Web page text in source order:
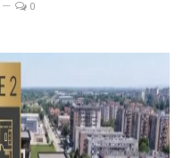
0